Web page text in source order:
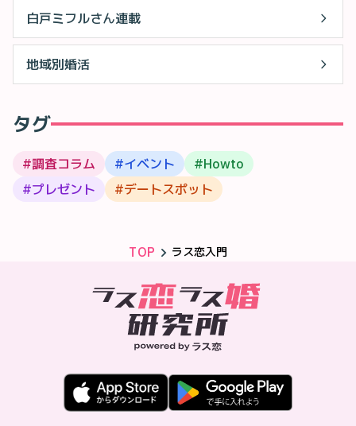
白戸ミフルさん連載
地域別婚活
タグ
#調査コラム #イベント #Howto
#プレゼント #デートスポット
TOP ラス恋入門